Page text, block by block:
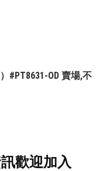
#PT8631-OD 賣場,不
歡迎加入